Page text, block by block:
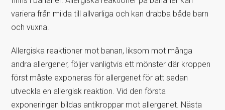
variera från milda till allvarliga och kan drabba både barn
och vuxna.
Allergiska reaktioner mot banan, liksom mot många
andra allergener, följer vanligtvis ett mönster där kroppen
först måste exponeras för allergenet för att sedan
utveckla en allergisk reaktion. Vid den första
exponeringen bildas antikroppar mot allergenet. Nästa